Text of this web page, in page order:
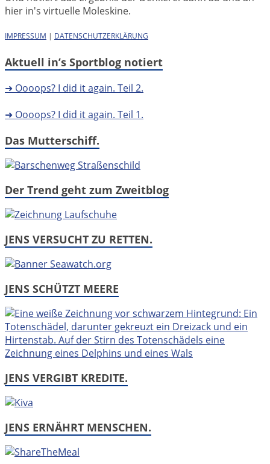
hier in's virtuelle Moleskine.
IMPRESSUM | DATENSCHUTZERKLÄRUNG
Aktuell in’s Sportblog notiert
➜ Oooops? I did it again. Teil 2.
➜ Oooops? I did it again. Teil 1.
Das Mutterschiff.
Der Trend geht zum Zweitblog
JENS VERSUCHT ZU RETTEN.
JENS SCHÜTZT MEERE
JENS VERGIBT KREDITE.
JENS ERNÄHRT MENSCHEN.